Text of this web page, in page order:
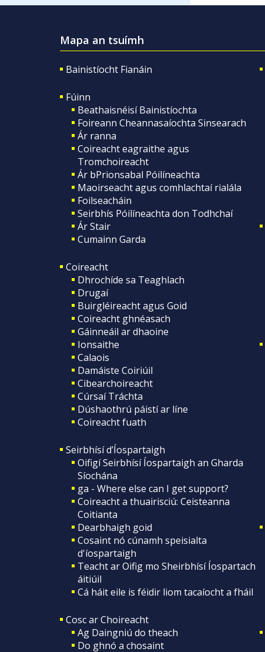
Mapa an tsuímh
Bainistíocht Fianáin
Fúinn
Beathaisnéisí Bainistíochta
Foireann Cheannasaíochta Sinsearach
Ár ranna
Coireacht eagraithe agus
Tromchoireacht
Ár bPrionsabal Póilíneachta
Maoirseacht agus comhlachtaí rialála
Foilseacháin
Seirbhís Póilíneachta don Todhchaí
Ár Stair
Cumainn Garda
Coireacht
Dhrochíde sa Teaghlach
Drugaí
Buirgléireacht agus Goid
Coireacht ghnéasach
Gáinneáil ar dhaoine
Ionsaithe
Calaois
Damáiste Coiriúil
Cibearchoireacht
Cúrsaí Tráchta
Dúshaothrú páistí ar líne
Coireacht fuath
Seirbhísí d’Íospartaigh
Oifigí Seirbhísí Íospartaigh an Gharda
Síochána
ga - Where else can I get support?
Coireacht a thuairisciú: Ceisteanna
Coitianta
Dearbhaigh goid
Cosaint nó cúnamh speisialta
d'íospartaigh
Teacht ar Oifig mo Sheirbhísí Íospartach
áitiúil
Cá háit eile is féidir liom tacaíocht a fháil
Cosc ar Choireacht
Ag Daingniú do theach
Do ghnó a chosaint